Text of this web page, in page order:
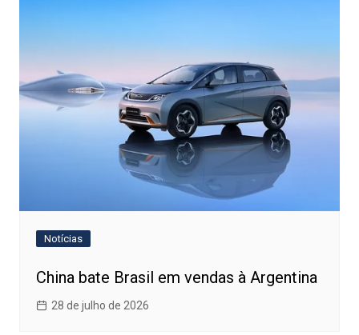
Notícias
China bate Brasil em vendas à Argentina
28 de julho de 2026